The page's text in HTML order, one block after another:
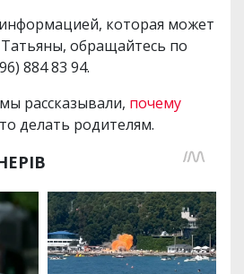
которая может
обращайтесь по
884 83 94.
рассказывали, почему
делать родителям.